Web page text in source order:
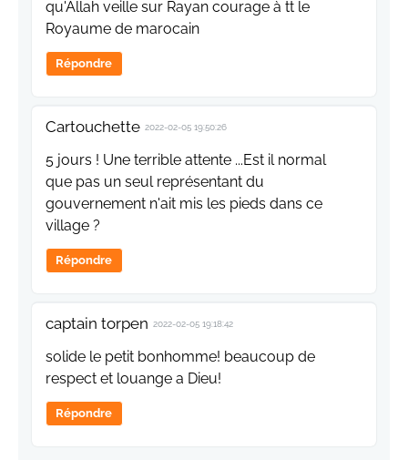
qu'Allah veille sur Rayan courage à tt le
Royaume de marocain
Répondre
Cartouchette 2022-02-05 19:50:26
5 jours ! Une terrible attente ...Est il normal
que pas un seul représentant du
gouvernement n'ait mis les pieds dans ce
village ?
Répondre
captain torpen 2022-02-05 19:18:42
solide le petit bonhomme! beaucoup de
respect et louange a Dieu!
Répondre